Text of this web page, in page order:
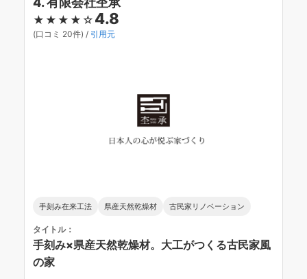
★★★★☆ 4.8
(口コミ 20件) / 引用元
手刻み在来工法 県産天然乾燥材 古民家リノベーション
タイトル：
手刻み×県産天然乾燥材。大工がつくる古民家風
の家